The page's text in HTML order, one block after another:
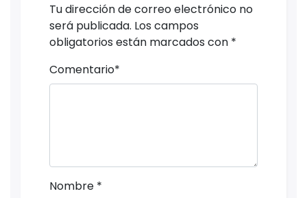
Tu dirección de correo electrónico no
será publicada. Los campos
obligatorios están marcados con *
Comentario*
Nombre *